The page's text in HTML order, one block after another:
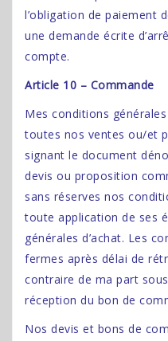
l’obligation de paiement
une demande écrite
compte.
Article 10 – Commande
Mes conditions
toutes nos ventes ou/et
signant le document
devis ou proposition
sans réserves nos
toute application de ses
générales d’achat. Les
fermes après délai de
contraire de ma part
réception du bon de
Nos devis et bons de